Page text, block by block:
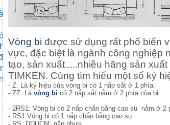
các
trở
-
Vòng bi được sử dụng rất phổ biến
vực, đặc biệt là ngành công nghiệp
tạo, sản xuất.....nhiều hãng sản
TIMKEN. Cùng tìm hiểu một số ký
- Z: Là ký hiệu của vòng bi có 1 nắp sắt ở 1 phía.
- ZZ: Là vòng bi có 2 nắp sắt nằm ở 2 phía của bi.
- 2RS1: Vòng bi có 2 nắp chắn bằng cao su nằm ở 2
- RS1:Vòng bi có 1 nắp chắn bằng cao su.